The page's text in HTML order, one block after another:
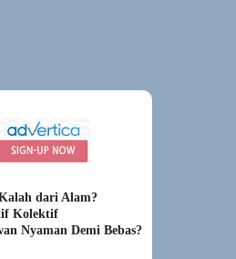
menunggu perintah;
langkah,
di dunia
hasil. Kenapa
dari Alam?
Kolektif
Nyaman Demi Bebas?